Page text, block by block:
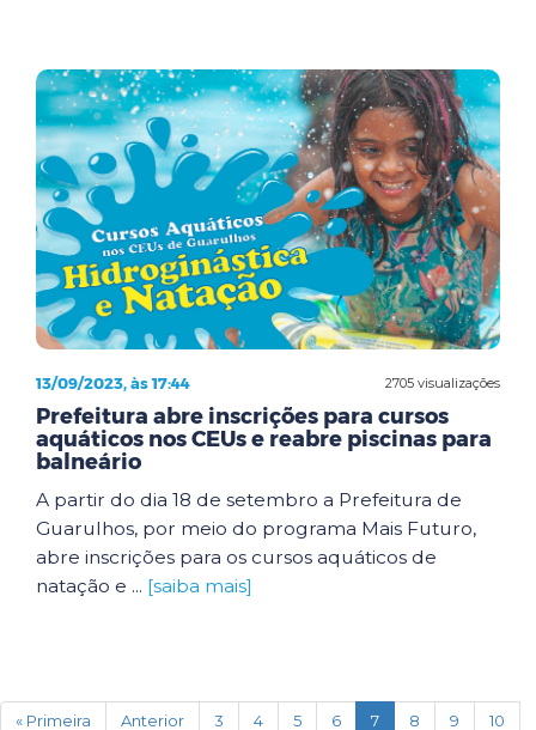
2705 visualizações
13/09/2023, às 17:44
Prefeitura abre inscrições para cursos
aquáticos nos CEUs e reabre piscinas para
balneário
A partir do dia 18 de setembro a Prefeitura de
Guarulhos, por meio do programa Mais Futuro,
abre inscrições para os cursos aquáticos de
natação e ... [saiba mais]
« Primeira Anterior 3 4 5 6 7(current)
8 9
10